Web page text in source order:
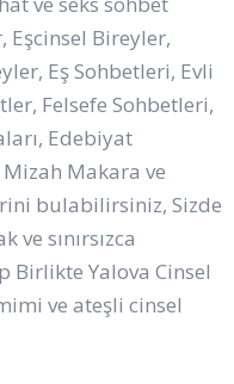
Eşcinsel Bireyler,
Eş Sohbetleri, Evli
Felsefe Sohbetleri,
Edebiyat
Makara ve
bulabilirsiniz, Sizde
sınırsızca
Birlikte Yalova Cinsel
ve ateşli cinsel